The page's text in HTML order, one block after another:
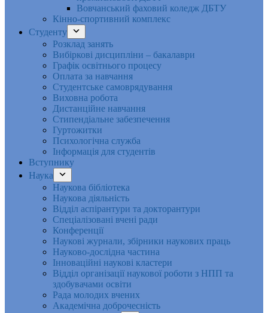
Вовчанський фаховий коледж ДБТУ
Кінно-спортивний комплекс
Студенту
Розклад занять
Вибіркові дисципліни – бакалаври
Графік освітнього процесу
Оплата за навчання
Студентське самоврядування
Виховна робота
Дистанційне навчання
Стипендіальне забезпечення
Гуртожитки
Психологічна служба
Інформація для студентів
Вступнику
Наука
Наукова бібліотека
Наукова діяльність
Відділ аспірантури та докторантури
Спеціалізовані вчені ради
Конференції
Наукові журнали, збірники наукових праць
Науково-дослідна частина
Інноваційні наукові кластери
Відділ організації наукової роботи з НПП та
здобувачами освіти
Рада молодих вчених
Академічна доброчесність